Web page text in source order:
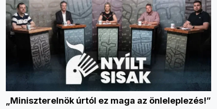
„Miniszterelnök úrtól ez maga az önleleplezés!”